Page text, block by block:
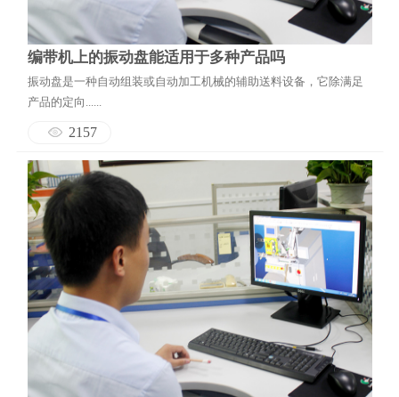
编带机上的振动盘能适用于多种产品吗
振动盘是一种自动组装或自动加工机械的辅助送料设备，它除满足
产品的定向......
2157